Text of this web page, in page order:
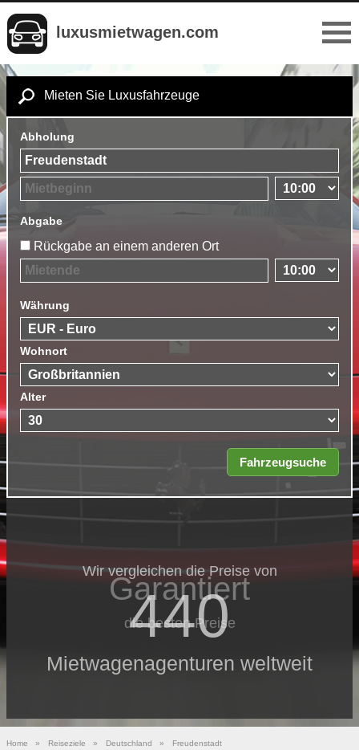
luxusmietwagen.com
Mieten Sie Luxusfahrzeuge
Abholung
Abgabe
Rückgabe an einem anderen Ort
Währung
Wohnort
Alter
Wir vergleichen die Preise von
440
Mietwagenagenturen weltweit
Garantiert
die besten Preise
Home » Reiseziele » Deutschland » Freudenstadt